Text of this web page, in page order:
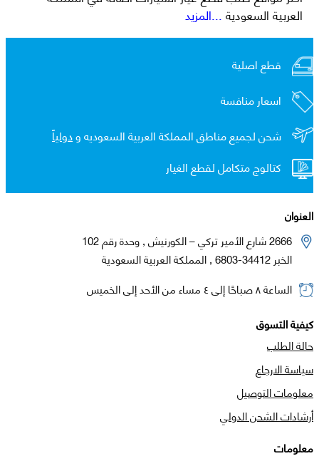
العربية السعودية...المزيد
قطع اصلية
اسعار منافسة
شحن لجميع مناطق المملكة العربية السعوديه ودولياً
كتالوج متكامل لقطع الغيار
العنوان
2666 شارع الأمير تركي – الكورنيش , وحدة رقم 102
الخبر 34412-6803 , المملكة العربية السعودية
الساعة ٨ صباحًا إلى ٤ مساء من الأحد إلى الخميس
كيفية التسوق
حالة الطلب
سياسة الارجاع
معلومات التوصيل
أرشادات الشحن الدولي
معلومات